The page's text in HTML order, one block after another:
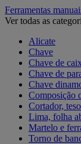
Ferramentas
Ver todas as
Alicate
Chave
Chave de
Chave de
Chave
Composição
Cortador,
Lima, folha
Martelo e
Torno de